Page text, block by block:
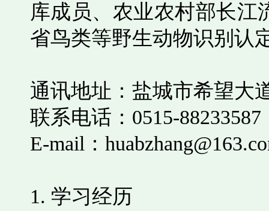
库成员、农业农村部长江
省鸟类等野生动物识别认
通讯地址：盐城市希望大
联系电话： 0515-88233587
E-mail ：
1. 学习经历